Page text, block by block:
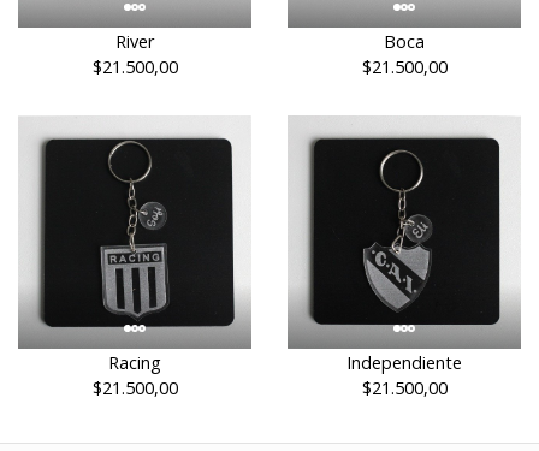
River
$21.500,00
Boca
$21.500,00
Racing
$21.500,00
Independiente
$21.500,00